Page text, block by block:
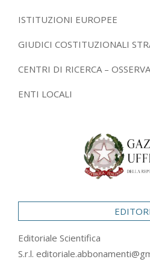
ISTITUZIONI EUROPEE
GIUDICI COSTITUZIONALI
CENTRI DI RICERCA –
ENTI LOCALI
Editoriale Scientifica
S.r.l.